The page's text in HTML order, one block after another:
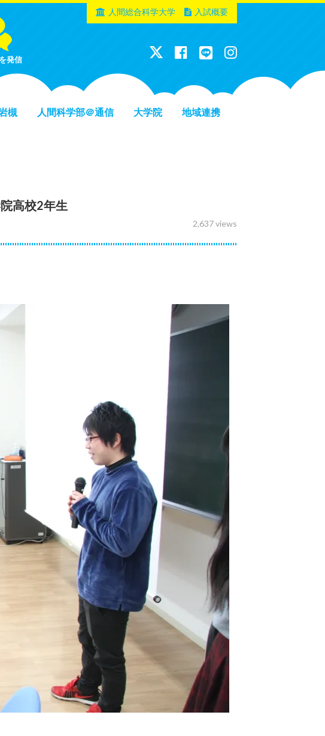
発信
槻 人間科学部＠通信 大学院
地域連携
人間総合科学大学 入試概要
高校2年生
2,637 views